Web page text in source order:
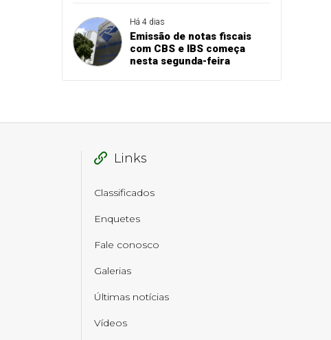
Há 4 dias
Emissão de notas fiscais
com CBS e IBS começa
nesta segunda-feira
Links
Classificados
Enquetes
Fale conosco
Galerias
Últimas notícias
Vídeos